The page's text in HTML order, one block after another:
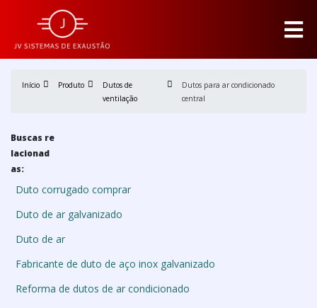
Início Produto
Dutos de
ventilação
Dutos para ar condicionado
central
Buscas re
lacionad
as:
Duto corrugado comprar
Duto de ar galvanizado
Duto de ar
Fabricante de duto de aço inox galvanizado
Reforma de dutos de ar condicionado